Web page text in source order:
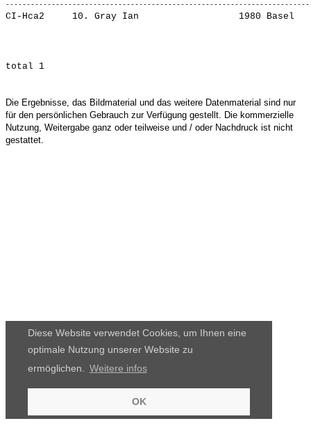
Diese Website verwendet Cookies, um Ihnen eine
optimale Nutzung unserer Website zu
ermöglichen.
Weitere infos
OK
CI-Hca2     10. Gray Ian                  1980
Die Ergebnisse, das Bildmaterial und das weitere Datenmaterial sind nur
für den persönlichen Gebrauch zur Verfügung gestellt. Die kommerzielle
Nutzung, Weitergabe ganz oder teilweise und / oder Nachdruck ist nicht
gestattet.